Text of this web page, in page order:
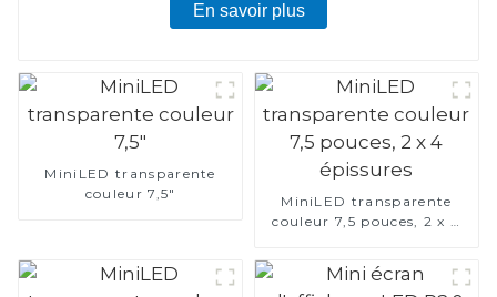
En savoir plus
MiniLED transparente
couleur 7,5"
MiniLED transparente
couleur 7,5 pouces, 2 x 4